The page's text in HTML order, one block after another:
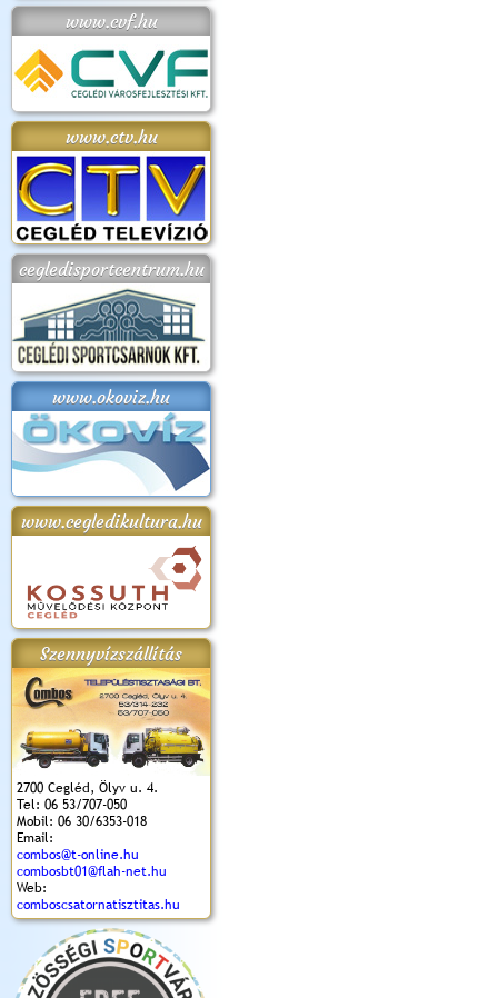
www.cvf.hu
www.ctv.hu
cegledisportcentrum.hu
www.okoviz.hu
www.cegledikultura.hu
Szennyvízszállítás
2700 Cegléd, Ölyv u. 4.
Tel: 06 53/707-050
Mobil: 06 30/6353-018
Email:
combos@t-online.hu
combosbt01@flah-net.hu
Web:
comboscsatornatisztitas.hu
2018.
Kossuth Toborzó
Ünnepély
Szent István Ünnepe
(2017. 08. 20.)